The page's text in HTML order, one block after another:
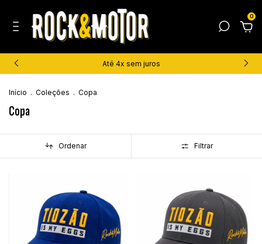
0
Até 4x sem juros
Início . Coleções . Copa
Copa
Ordenar Filtrar